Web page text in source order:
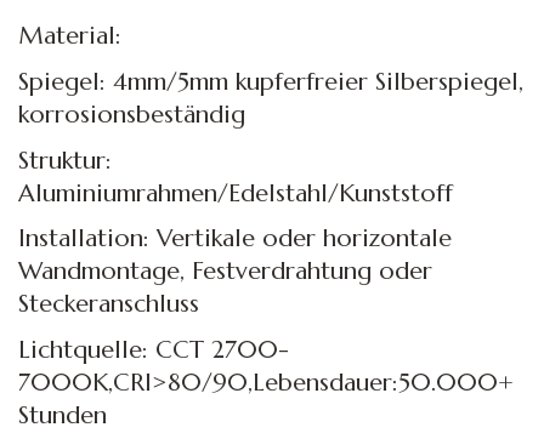
Material:
Spiegel: 4mm/5mm kupferfreier Silberspiegel,
korrosionsbeständig
Struktur:
Aluminiumrahmen/Edelstahl/Kunststoff
Installation: Vertikale oder horizontale
Wandmontage, Festverdrahtung oder
Steckeranschluss
Lichtquelle: CCT 2700-
7000K,CRI>80/90,Lebensdauer:50.000+
Stunden